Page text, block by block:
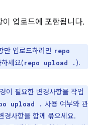
업로드에 포함됩니다.
만 업로드하려면 repo
세요(repo upload . ).
이 필요한 변경사항을 작업
upload . 사용 여부와 관
경사항을 함께 묶으세요.